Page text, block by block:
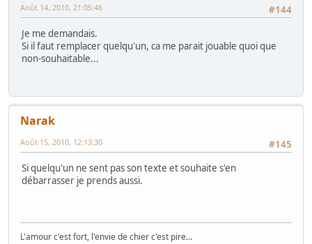
#144
Août 14, 2010, 21:05:46
Je me demandais.
Si il faut remplacer quelqu'un, ca me parait jouable quoi que
non-souhaitable...
Narak
#145
Août 15, 2010, 12:13:30
Si quelqu'un ne sent pas son texte et souhaite s'en
débarrasser je prends aussi.
L'amour c'est fort, l'envie de chier c'est pire...